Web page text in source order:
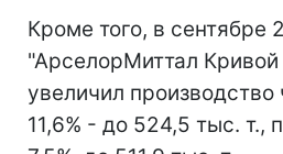
Кроме того, в сентябре
"АрселорМиттал Кривой
увеличил производство
11,6% - до 524,5 тыс. т.,